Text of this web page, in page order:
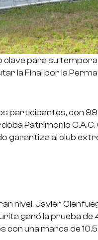
clave para su
la Final por la
participantes, con
Patrimonio
garantiza al club
nivel. Javier
ganó la prueba
una marca de